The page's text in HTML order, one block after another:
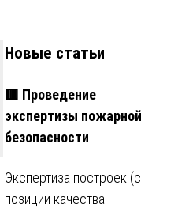
Новые статьи
🟥 Проведение
экспертизы пожарной
безопасности
Экспертиза построек (с
позиции качества